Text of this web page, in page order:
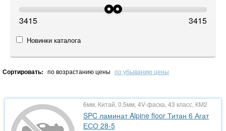
3415 3415
Новинки каталога
Сортировать: по возрастанию цены по убыванию цены
6мм, Китай, 0.5мм, 4V-фаска, 43 класс, КМ2
SPC ламинат Alpine floor Титан 6 Агат
ЕСО 28-5